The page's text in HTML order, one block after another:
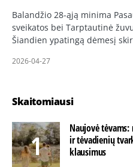
Balandžio 28-ąją minima
sveikatos bei Tarptautinė
Šiandien ypatingą dėmesį
2026-04-27
Skaitomiausi
Naujovė
ir tėvadienių
klausimus